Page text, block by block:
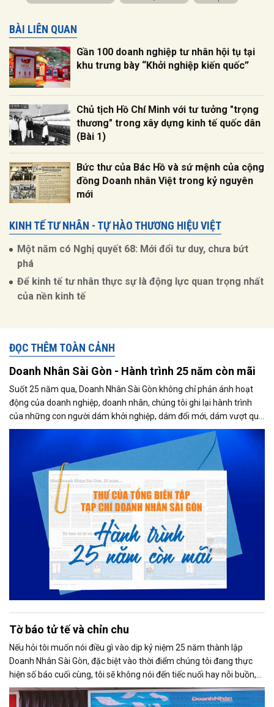
BÀI LIÊN QUAN
Gần 100 doanh nghiệp tư nhân hội tụ tại
khu trưng bày “Khởi nghiệp kiến quốc”
Chủ tịch Hồ Chí Minh với tư tưởng "trọng
thương" trong xây dựng kinh tế quốc dân
(Bài 1)
Bức thư của Bác Hồ và sứ mệnh của cộng
đồng Doanh nhân Việt trong kỷ nguyên
mới
KINH TẾ TƯ NHÂN - TỰ HÀO THƯƠNG HIỆU VIỆT
Một năm có Nghị quyết 68: Mới đổi tư duy, chưa bứt
phá
Để kinh tế tư nhân thực sự là động lực quan trọng nhất
của nền kinh tế
ĐỌC THÊM TOÀN CẢNH
Doanh Nhân Sài Gòn - Hành trình 25 năm còn mãi
Suốt 25 năm qua, Doanh Nhân Sài Gòn không chỉ phản ánh hoạt
động của doanh nghiệp, doanh nhân, chúng tôi ghi lại hành trình
của những con người dám khởi nghiệp, dám đổi mới, dám vượt qua
thất bại để tạo dựng giá trị cho xã hội...
Tờ báo tử tế và chỉn chu
Nếu hỏi tôi muốn nói điều gì vào dịp kỷ niệm 25 năm thành lập
Doanh Nhân Sài Gòn, đặc biệt vào thời điểm chúng tôi đang thực
hiện số báo cuối cùng, tôi sẽ không nói đến tiếc nuối hay nỗi buồn,
thay vào đó là niềm tự hào. Bởi khi nghĩ về Doanh Nhân Sài Gòn, tôi
luôn nghĩ đó là một tờ báo “tử tế, chỉn chu”. Những điều tưởng như